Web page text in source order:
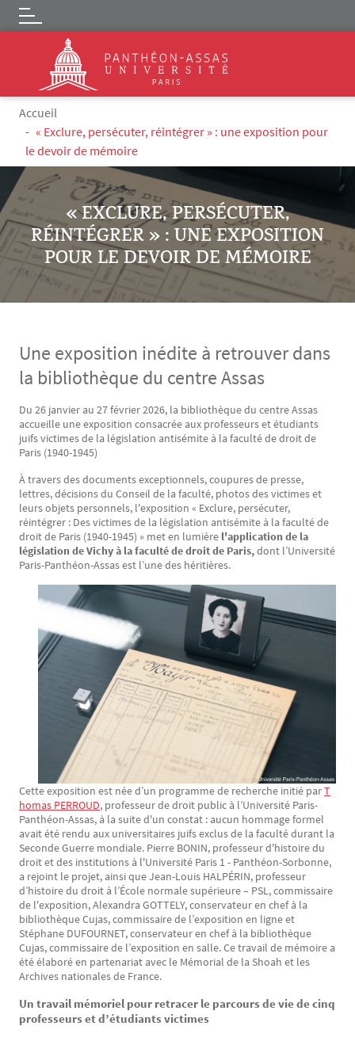
Aller au contenu principal
Logo
Fil d'Ariane
Accueil
« Exclure, persécuter, réintégrer » : une exposition pour
le devoir de mémoire
« EXCLURE, PERSÉCUTER,
RÉINTÉGRER » : UNE EXPOSITION
POUR LE DEVOIR DE MÉMOIRE
Une exposition inédite à retrouver dans
la bibliothèque du centre Assas
Texte
Du 26 janvier au 27 février 2026, la bibliothèque du centre Assas
accueille une exposition consacrée aux professeurs et étudiants
juifs victimes de la législation antisémite à la faculté de droit de
Paris (1940-1945)
À travers des documents exceptionnels, coupures de presse,
lettres, décisions du Conseil de la faculté, photos des victimes et
leurs objets personnels, l'exposition « Exclure, persécuter,
réintégrer : Des victimes de la législation antisémite à la faculté de
droit de Paris (1940-1945) » met en lumière l'application de la
législation de Vichy à la faculté de droit de Paris,dont l’Université
Paris-Panthéon-Assas est l’une des héritières.
Cette exposition est née d’un programme de recherche initié parT
homas PERROUD, professeur de droit public à l’Université Paris-
Panthéon-Assas, à la suite d'un constat : aucun hommage formel
avait été rendu aux universitaires juifs exclus de la faculté durant la
Seconde Guerre mondiale. Pierre BONIN, professeur d'histoire du
droit et des institutions à l'Université Paris 1 - Panthéon-Sorbonne,
a rejoint le projet, ainsi que Jean-Louis HALPÉRIN, professeur
d’histoire du droit à l’École normale supérieure – PSL, commissaire
de l'exposition, Alexandra GOTTELY, conservateur en chef à la
bibliothèque Cujas, commissaire de l’exposition en ligne et
Stéphane DUFOURNET, conservateur en chef à la bibliothèque
Cujas, commissaire de l’exposition en salle. Ce travail de mémoire a
été élaboré en partenariat avec le Mémorial de la Shoah et les
Archives nationales de France.
Un travail mémoriel pour retracer le parcours de vie de cinq
professeurs et d’étudiants victimes